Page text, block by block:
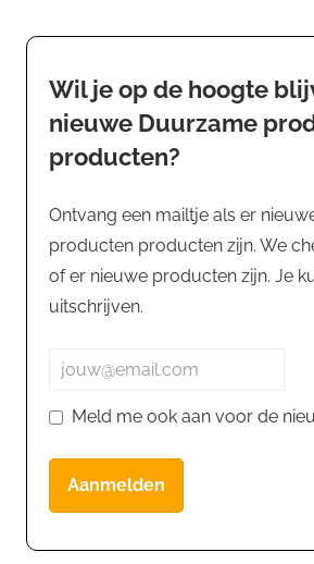
Wil je op de hoogte
nieuwe Duurzame
producten?
Ontvang een mailtje als er
producten producten zijn. We
of er nieuwe producten zijn. Je
uitschrijven.
Meld me ook aan voor de
Aanmelden